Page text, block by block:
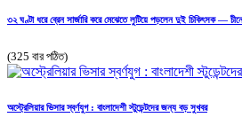
৩২ ঘণ্টা ধরে ব্রেন সার্জারি করে মেঝেতে লুটিয়ে পড়লেন দুই চিকিৎসক —
(325 বার পঠিত)
অস্ট্রেলিয়ার ভিসার স্বর্ণযুগ : বাংলাদেশী স্টুডেন্টদের জন্য বড় সুখবর